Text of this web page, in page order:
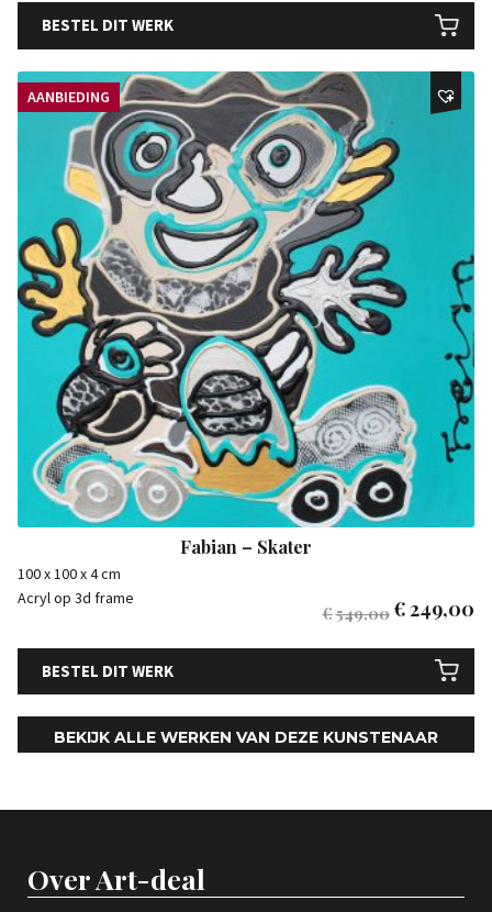
BESTEL DIT WERK
AANBIEDING
Fabian – Skater
100 x 100 x 4 cm
Acryl op 3d frame
€549,00€249,00
BESTEL DIT WERK
BEKIJK ALLE WERKEN VAN DEZE KUNSTENAAR
Over Art-deal